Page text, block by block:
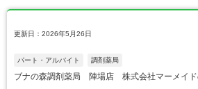
更新日：2026年5月26日
パート・アルバイト 調剤薬局
ブナの森調剤薬局 陣場店 株式会社マーメイド